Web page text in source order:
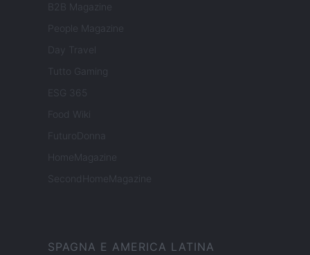
B2B Magazine
People Magazine
Day Travel
Tutto Gaming
ESG 365
Food Wiki
FuturoDonna
HomeMagazine
SecondHomeMagazine
SPAGNA E AMERICA LATINA